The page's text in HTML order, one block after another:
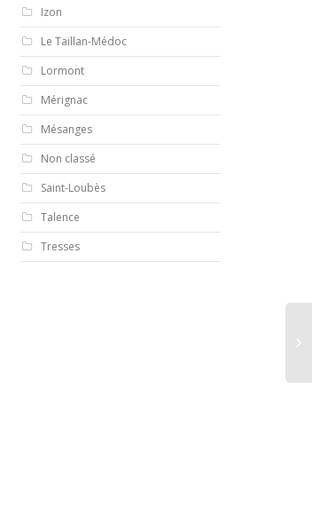
Izon
Le Taillan-Médoc
Lormont
Mérignac
Mésanges
Non classé
Saint-Loubès
Talence
Tresses